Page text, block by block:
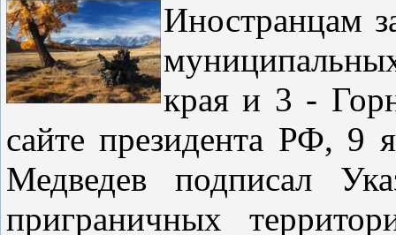
Иностранцам
края и 3 -
сайте президента РФ, 9
Медведев подписал
приграничных